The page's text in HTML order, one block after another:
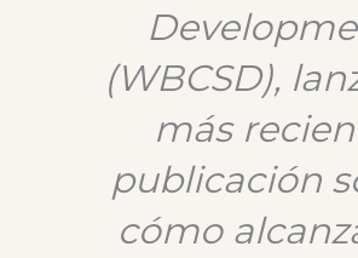
(WBCSD),
más
publicación
cómo